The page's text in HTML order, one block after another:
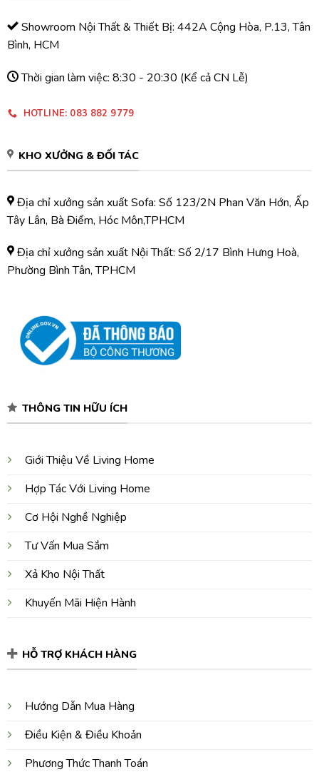
Showroom Nội Thất & Thiết Bị: 442A Cộng Hòa, P.13, Tân
Bình, HCM
Thời gian làm việc: 8:30 - 20:30 (Kể cả CN Lễ)
HOTLINE: 083 882 9779
KHO XƯỞNG & ĐỐI TÁC
Địa chỉ xưởng sản xuất Sofa: Số 123/2N Phan Văn Hớn, Ấp
Tây Lân, Bà Điểm, Hóc Môn,TPHCM
Địa chỉ xưởng sản xuất Nội Thất: Số 2/17 Bình Hưng Hoà,
Phường Bình Tân, TPHCM
THÔNG TIN HỮU ÍCH
Giới Thiệu Về Living Home
Hợp Tác Với Living Home
Cơ Hội Nghề Nghiệp
Tư Vấn Mua Sắm
Xả Kho Nội Thất
Khuyến Mãi Hiện Hành
HỖ TRỢ KHÁCH HÀNG
Hướng Dẫn Mua Hàng
Điều Kiện & Điều Khoản
Phương Thức Thanh Toán